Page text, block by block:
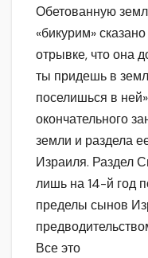
Обетованную
«бикурим»
отрывке, что она
ты придешь в
поселишься в
окончательного
земли и раздела
Израиля. Раздел
лишь на 14-й год
пределы сынов
Все это